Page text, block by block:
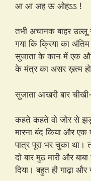
आ आ अह ऊ ओहऽऽ !
तभी अचानक बाहर उल्लू
गया कि क्रिया का
सुजाता के कान में एक
के मंत्र का असर ख़त्म हो
सुजाता आखरी बार
कहते कहते वो जोर से
मारना बंद किया और एक
पात्र पूरा भर चुका
दो बार मुठ मारी और
दिया। बहुत ही गाढ़ा और